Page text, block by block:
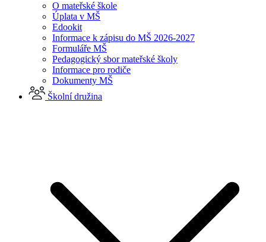
O mateřské škole
Úplata v MŠ
Edookit
Informace k zápisu do MŠ 2026-2027
Formuláře MŠ
Pedagogický sbor mateřské školy
Informace pro rodiče
Dokumenty MŠ
Školní družina